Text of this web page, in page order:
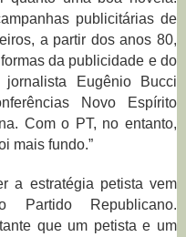
publicitárias de
a partir dos anos 80,
da publicidade e do
jornalista Eugênio Bucci
Novo Espírito
Com o PT, no entanto,
mais fundo.”
a estratégia petista vem
Republicano.
que um petista e um